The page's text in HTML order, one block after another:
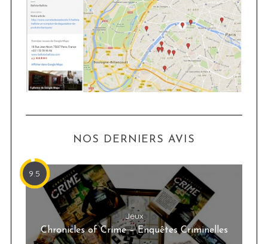
NOS DERNIERS AVIS
9.5
Jeux
Chronicles of Crime – Enquêtes Criminelles